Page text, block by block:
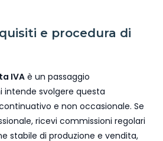
e procedura di
IVAè un passaggio
svolgere questa
e non occasionale. Se
ricevi commissioni regolari
stabile di produzione e vendita,